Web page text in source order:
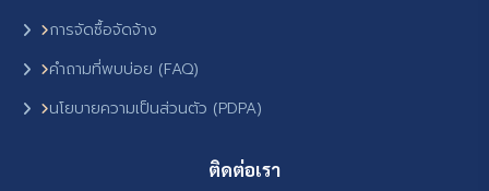
การจัดซื้อจัดจ้าง
คำถามที่พบบ่อย (FAQ)
นโยบายความเป็นส่วนตัว (PDPA)
ติดต่อเรา